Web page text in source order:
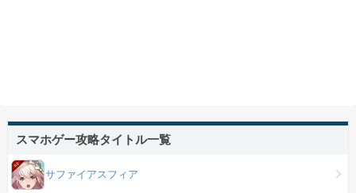
スマホゲー攻略タイトル一覧
サファイアスフィア